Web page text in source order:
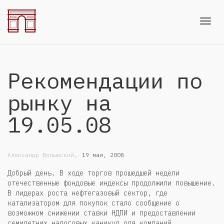
Рекомендации по
рынку на
19.05.08
Александр Волынский , 19 мая, 2008
Добрый день. В ходе торгов прошедшей недели
отечественные фондовые индексы продолжили повышение.
В лидерах роста нефтегазовый сектор, где
катализатором для покупок стало сообщение о
возможном снижении ставки НДПИ и предоставлении